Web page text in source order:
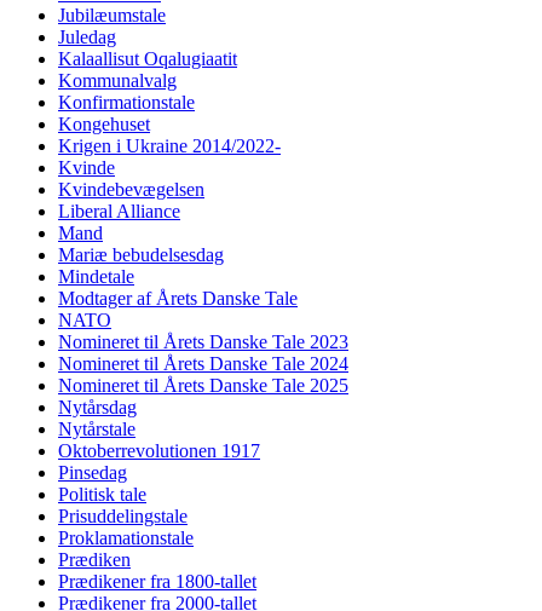
Jubilæumstale
Juledag
Kalaallisut Oqalugiaatit
Kommunalvalg
Konfirmationstale
Kongehuset
Krigen i Ukraine 2014/2022-
Kvinde
Kvindebevægelsen
Liberal Alliance
Mand
Mariæ bebudelsesdag
Mindetale
Modtager af Årets Danske Tale
NATO
Nomineret til Årets Danske Tale 2023
Nomineret til Årets Danske Tale 2024
Nomineret til Årets Danske Tale 2025
Nytårsdag
Nytårstale
Oktoberrevolutionen 1917
Pinsedag
Politisk tale
Prisuddelingstale
Proklamationstale
Prædiken
Prædikener fra 1800-tallet
Prædikener fra 2000-tallet